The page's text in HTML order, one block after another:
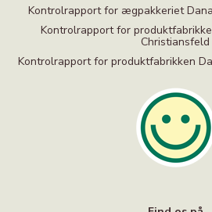
Kontrolrapport for ægpakkeriet
Kontrolrapport for
Christiansfeld
Kontrolrapport for produktfabrikken